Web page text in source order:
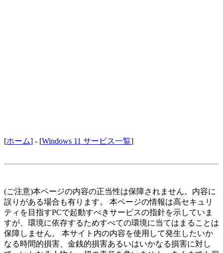
[ホーム] - [Windows 11 サービス一覧]
(ご注意)本ページの内容の正当性は保障されません。内容に
誤りがある場合も有ります。 本ページの情報は高セキュリ
ティを目指すPCで起動すべきサービスの指針を示していま
すが、環境に依存するためすべての環境に当てはまることは
保障しません。 本サイト内の内容を使用して発生したいか
なる時間的損害、金銭的損害あるいはいかなる損害に対し